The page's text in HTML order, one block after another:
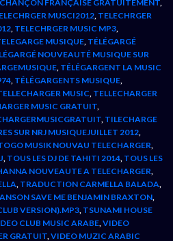
FRANÇAISE GRATUITEMENT,
MUSCI2012, TELECHRGER
, TELECHRGER MUSIC MP3,
MUSIQUE, TÉLÉGARGÉ
NOUVEAUTÉ MUSIQUE SUR
, TÉLÉGARGENT LA MUSIC
, TÉLÉGARGENTS MUSIQUE,
MUSIC, TELLECHARGER
MUSIC GRATUIT,
, TILECHARGE
SUR NRJ MUSIQUEJUILLET 2012,
MUSIK NOUVAU TELECHARGER,
, TOUS LES DJ DE TAHITI 2014, TOUS LES
NOUVEAUTE A TELECHARGER,
, TRADUCTION CARMELLA BALADA,
SAVE ME BENJAMIN BRAXTON,
VERSION).MP3, TSUNAMI HOUSE
CLUB MUSIC ARABE,VIDEO
GRATUIT,VIDEO MUZIC ARABIC